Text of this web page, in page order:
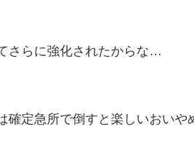
さらに強化されたからな…
確定急所で倒すと楽しいおいや